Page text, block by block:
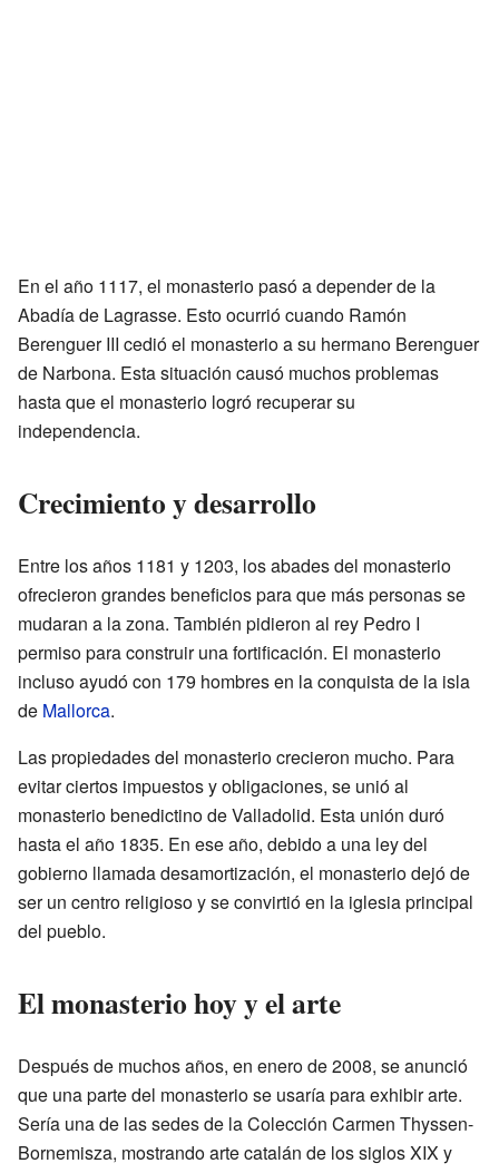
En el año 1117, el monasterio pasó a depender de la
Abadía de Lagrasse. Esto ocurrió cuando Ramón
Berenguer III cedió el monasterio a su hermano Berenguer
de Narbona. Esta situación causó muchos problemas
hasta que el monasterio logró recuperar su
independencia.
Crecimiento y desarrollo
Entre los años 1181 y 1203, los abades del monasterio
ofrecieron grandes beneficios para que más personas se
mudaran a la zona. También pidieron al rey Pedro I
permiso para construir una fortificación. El monasterio
incluso ayudó con 179 hombres en la conquista de la isla
de Mallorca.
Las propiedades del monasterio crecieron mucho. Para
evitar ciertos impuestos y obligaciones, se unió al
monasterio benedictino de Valladolid. Esta unión duró
hasta el año 1835. En ese año, debido a una ley del
gobierno llamada desamortización, el monasterio dejó de
ser un centro religioso y se convirtió en la iglesia principal
del pueblo.
El monasterio hoy y el arte
Después de muchos años, en enero de 2008, se anunció
que una parte del monasterio se usaría para exhibir arte.
Sería una de las sedes de la Colección Carmen Thyssen-
Bornemisza, mostrando arte catalán de los siglos XIX y